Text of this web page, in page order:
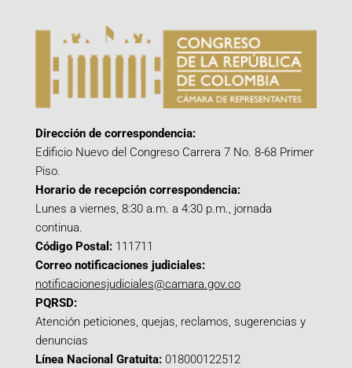
Dirección de correspondencia:
Edificio Nuevo del Congreso Carrera 7 No. 8-68 Primer
Piso.
Horario de recepción correspondencia:
Lunes a viernes, 8:30 a.m. a 4:30 p.m., jornada
continua.
Código Postal: 111711
Correo notificaciones judiciales:
notificacionesjudiciales@camara.gov.co
PQRSD:
Atención peticiones, quejas, reclamos, sugerencias y
denuncias
Línea Nacional Gratuita: 018000122512